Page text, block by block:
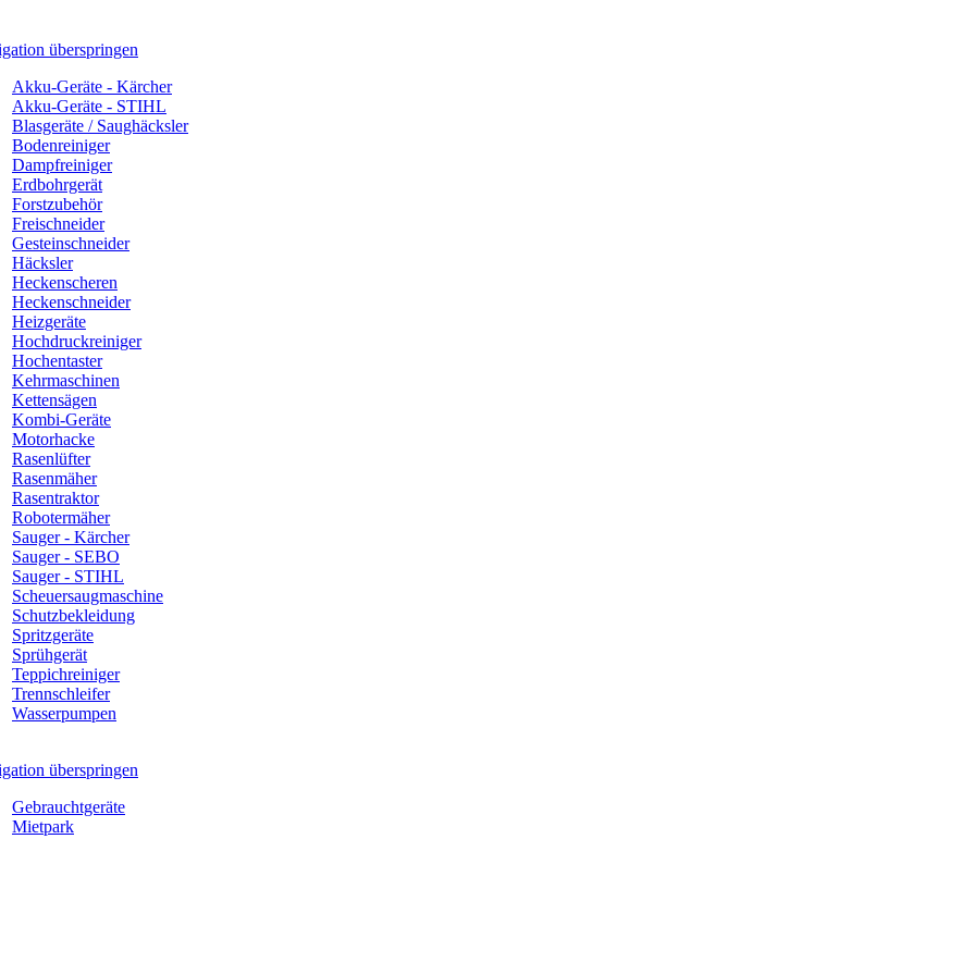
überspringen
Akku-Geräte - Kärcher
Akku-Geräte - STIHL
Blasgeräte / Saughäcksler
Bodenreiniger
Dampfreiniger
Erdbohrgerät
Forstzubehör
Freischneider
Gesteinschneider
Häcksler
Heckenscheren
Heckenschneider
Heizgeräte
Hochdruckreiniger
Hochentaster
Kehrmaschinen
Kettensägen
Kombi-Geräte
Motorhacke
Rasenlüfter
Rasenmäher
Rasentraktor
Robotermäher
Sauger - Kärcher
Sauger - SEBO
Sauger - STIHL
Scheuersaugmaschine
Schutzbekleidung
Spritzgeräte
Sprühgerät
Teppichreiniger
Trennschleifer
Wasserpumpen
überspringen
Gebrauchtgeräte
Mietpark